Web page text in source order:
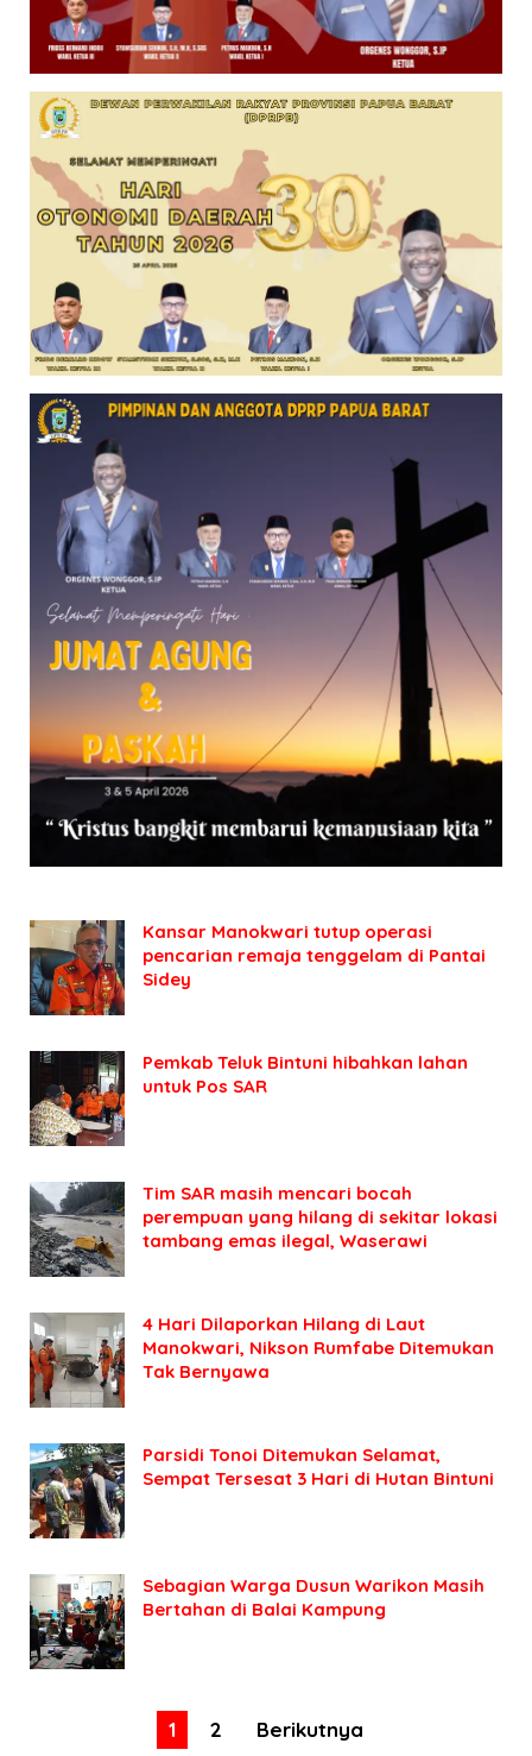
Kansar Manokwari tutup operasi
pencarian remaja tenggelam di Pantai
Sidey
Pemkab Teluk Bintuni hibahkan lahan
untuk Pos SAR
Tim SAR masih mencari bocah
perempuan yang hilang di sekitar lokasi
tambang emas ilegal, Waserawi
4 Hari Dilaporkan Hilang di Laut
Manokwari, Nikson Rumfabe Ditemukan
Tak Bernyawa
Parsidi Tonoi Ditemukan Selamat,
Sempat Tersesat 3 Hari di Hutan Bintuni
Sebagian Warga Dusun Warikon Masih
Bertahan di Balai Kampung
1 2 Berikutnya